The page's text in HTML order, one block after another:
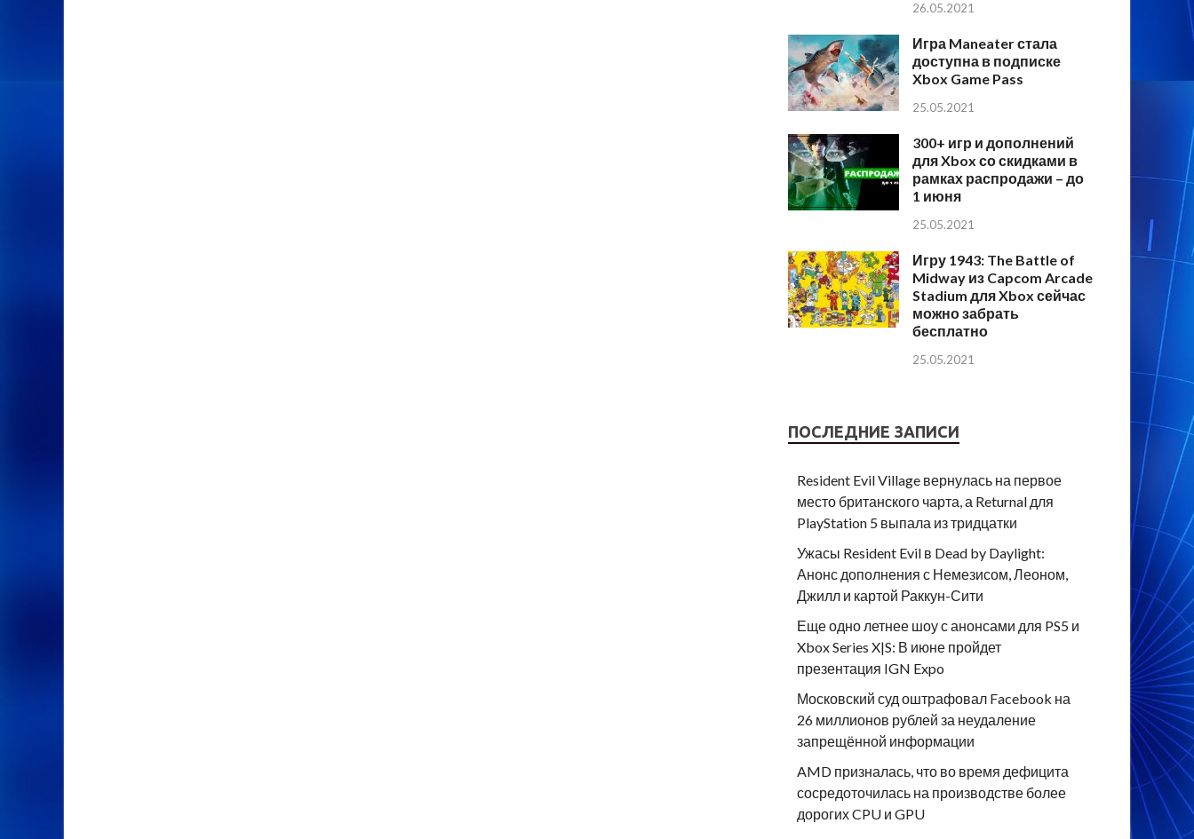
26.05.2021
Игра Maneater стала
доступна в подписке
Xbox Game Pass
25.05.2021
300+ игр и дополнений
для Xbox со скидками в
рамках распродажи – до
1 июня
25.05.2021
Игру 1943: The Battle of
Midway из Capcom Arcade
Stadium для Xbox сейчас
можно забрать
бесплатно
25.05.2021
ПОСЛЕДНИЕ ЗАПИСИ
Resident Evil Village вернулась на первое
место британского чарта, а Returnal для
PlayStation 5 выпала из тридцатки
Ужасы Resident Evil в Dead by Daylight:
Анонс дополнения с Немезисом, Леоном,
Джилл и картой Раккун-Сити
Еще одно летнее шоу с анонсами для PS5 и
Xbox Series X|S: В июне пройдет
презентация IGN Expo
Московский суд оштрафовал Facebook на
26 миллионов рублей за неудаление
запрещённой информации
AMD призналась, что во время дефицита
сосредоточилась на производстве более
дорогих CPU и GPU